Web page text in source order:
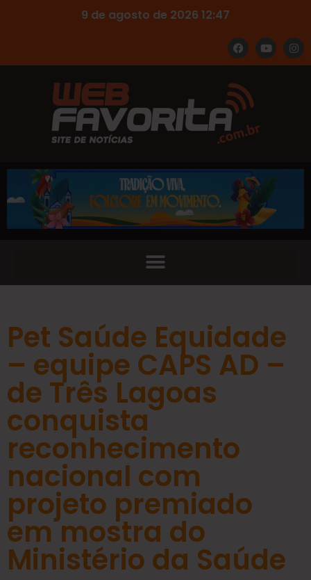
9 de agosto de 2026 12:47
Pet Saúde Equidade
– equipe CAPS AD –
de Três Lagoas
conquista
reconhecimento
nacional com
projeto premiado
em mostra do
Ministério da Saúde